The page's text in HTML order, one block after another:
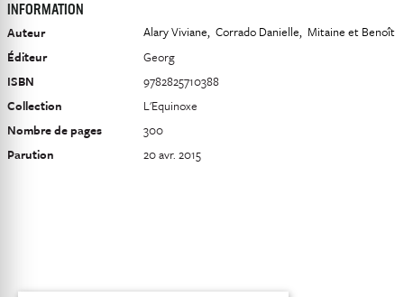
INFORMATION
Auteur Alary Viviane Corrado Danielle Mitaine et Benoît
Éditeur
Georg
ISBN
9782825710388
Collection
L'Equinoxe
Nombre de pages
300
Parution
20 avr. 2015